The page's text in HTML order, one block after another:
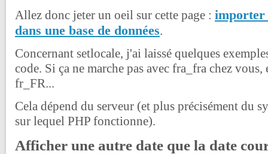
Allez donc jeter un oeil sur cette page : importer
dans une base de données.
Concernant setlocale, j'ai laissé quelques
code. Si ça ne marche pas avec fra_fra chez vous,
fr_FR...
Cela dépend du serveur (et plus précisément du
sur lequel PHP fonctionne).
Afficher une autre date que la date